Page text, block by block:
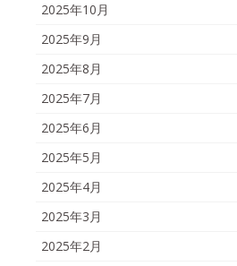
2025年10月
2025年9月
2025年8月
2025年7月
2025年6月
2025年5月
2025年4月
2025年3月
2025年2月